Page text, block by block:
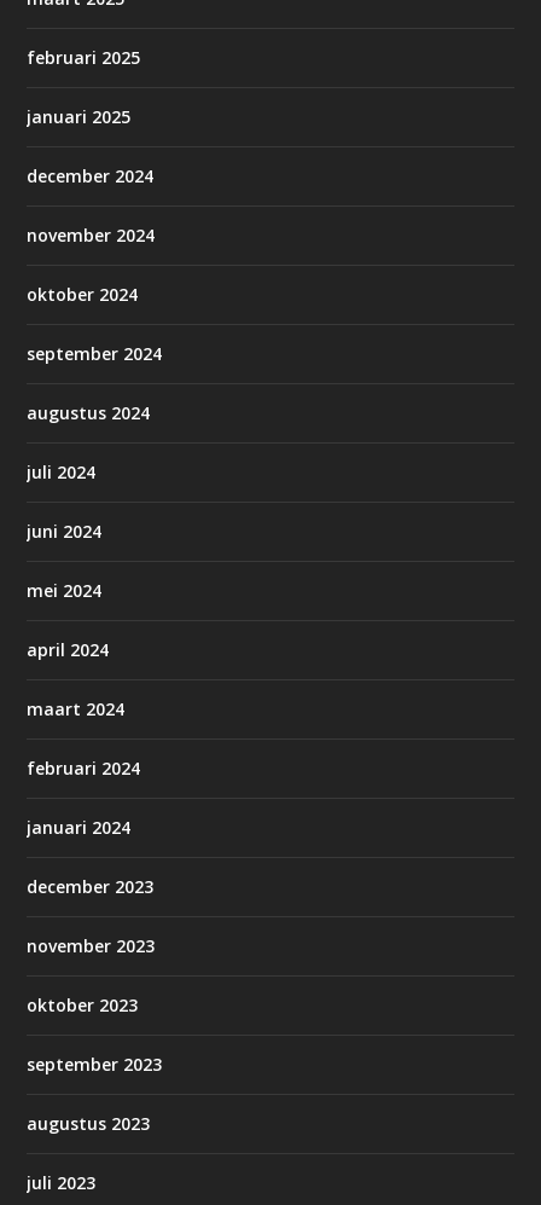
februari 2025
januari 2025
december 2024
november 2024
oktober 2024
september 2024
augustus 2024
juli 2024
juni 2024
mei 2024
april 2024
maart 2024
februari 2024
januari 2024
december 2023
november 2023
oktober 2023
september 2023
augustus 2023
juli 2023